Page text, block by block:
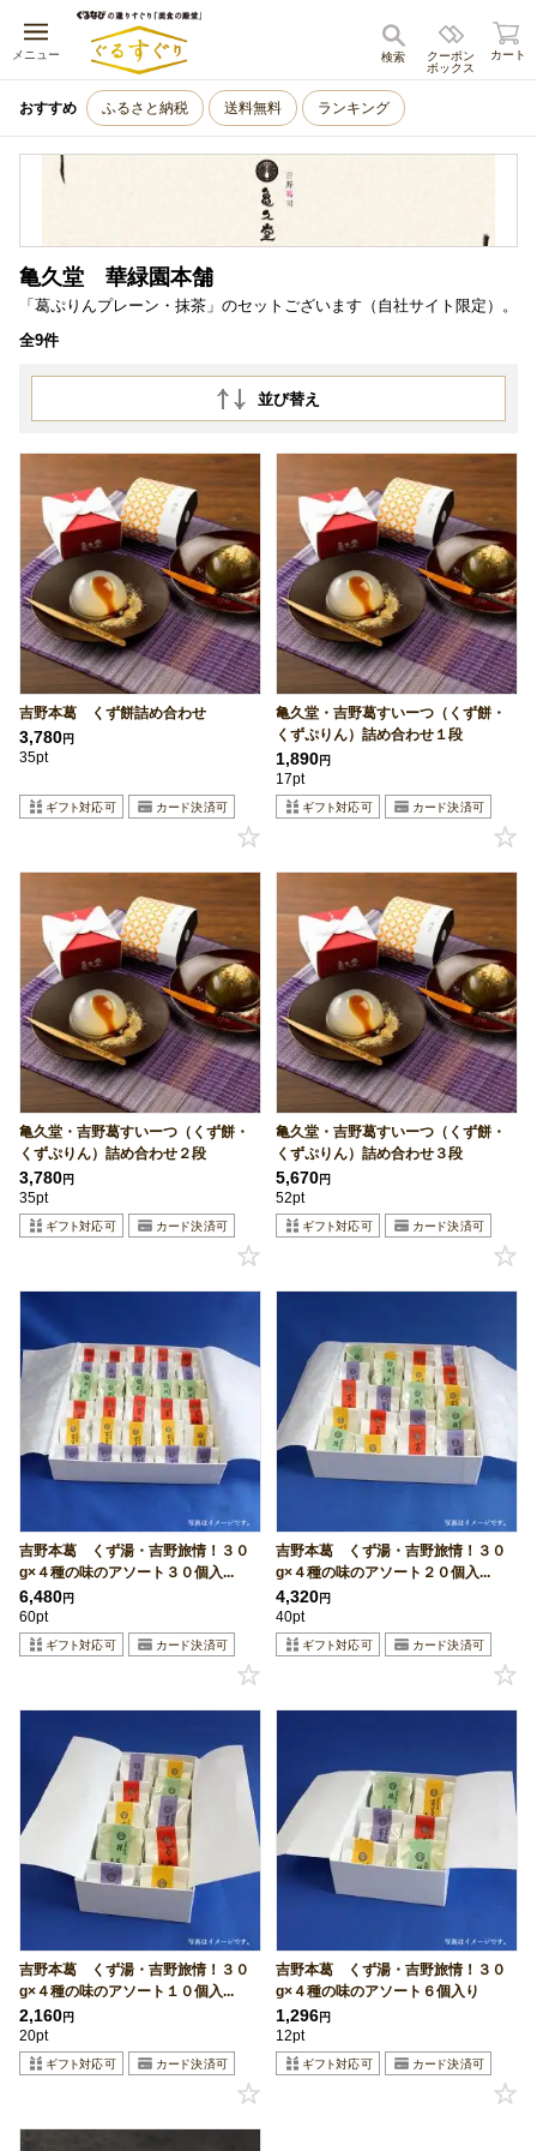
メニュー
キャンセル
クーポン
ボックス
検索 カート
おすすめ ふるさと納税 送料無料 ランキング
亀久堂 華緑園本舗
「葛ぷりんプレーン・抹茶」のセットございます（自社サイト限定）。
全9件
並び替え
吉野本葛 くず餅詰め合わせ
3,780円
35pt
亀久堂・吉野葛すいーつ（くず餅・
くずぷりん）詰め合わせ１段
1,890円
17pt
亀久堂・吉野葛すいーつ（くず餅・
くずぷりん）詰め合わせ２段
3,780円
35pt
亀久堂・吉野葛すいーつ（くず餅・
くずぷりん）詰め合わせ３段
5,670円
52pt
吉野本葛 くず湯・吉野旅情！３０
g×４種の味のアソート３０個入...
6,480円
60pt
吉野本葛 くず湯・吉野旅情！３０
g×４種の味のアソート２０個入...
4,320円
40pt
吉野本葛 くず湯・吉野旅情！３０
g×４種の味のアソート１０個入...
2,160円
20pt
吉野本葛 くず湯・吉野旅情！３０
g×４種の味のアソート６個入り
1,296円
12pt